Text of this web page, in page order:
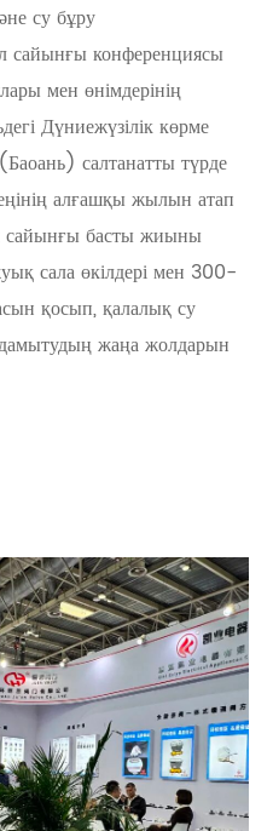
су бұру
конференциясы
мен өнімдерінің
Дүниежүзілік көрме
салтанатты түрде
алғашқы жылын атап
сайынғы басты жиыны
сала өкілдері мен 300-
қосып, қалалық су
жаңа жолдарын